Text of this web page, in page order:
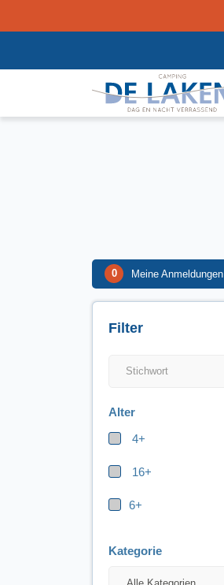
0 Meine Anmeldungen
Filter
Alter
4+
16+
6+
Kategorie